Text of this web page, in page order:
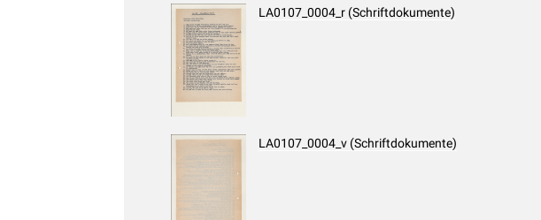
LA0107_0004_r (Schriftdokumente)
LA0107_0004_v (Schriftdokumente)